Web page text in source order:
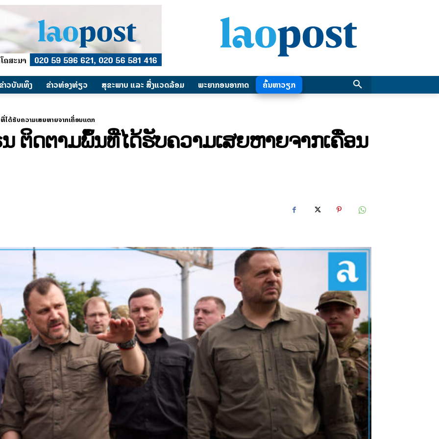
າວບັນເທິງ ​ຂ່າວທ່ອງທ່ຽວ ສຸຂະພາບ ແລະ ສີ່ງແວດລ້ອມ ພະຍາກອນອາກາດ ຄົ້ນຫາວຽກ
ໄດ້ຮັບຄວາມເສຍຫາຍຈາກເຄື່ອນແຕກ
ຕິດຕາມພຶ້ນທີ່ໄດ້ຮັບຄວາມເສຍຫາຍຈາກເຄື່ອນ